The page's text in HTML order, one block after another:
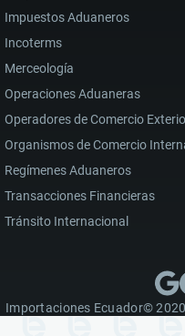
Impuestos Aduaneros
Incoterms
Merceología
Operaciones Aduaneras
Operadores de Comercio
Organismos de Comercio
Regímenes Aduaneros
Transacciones Financieras
Tránsito Internacional
Importaciones Ecuador©